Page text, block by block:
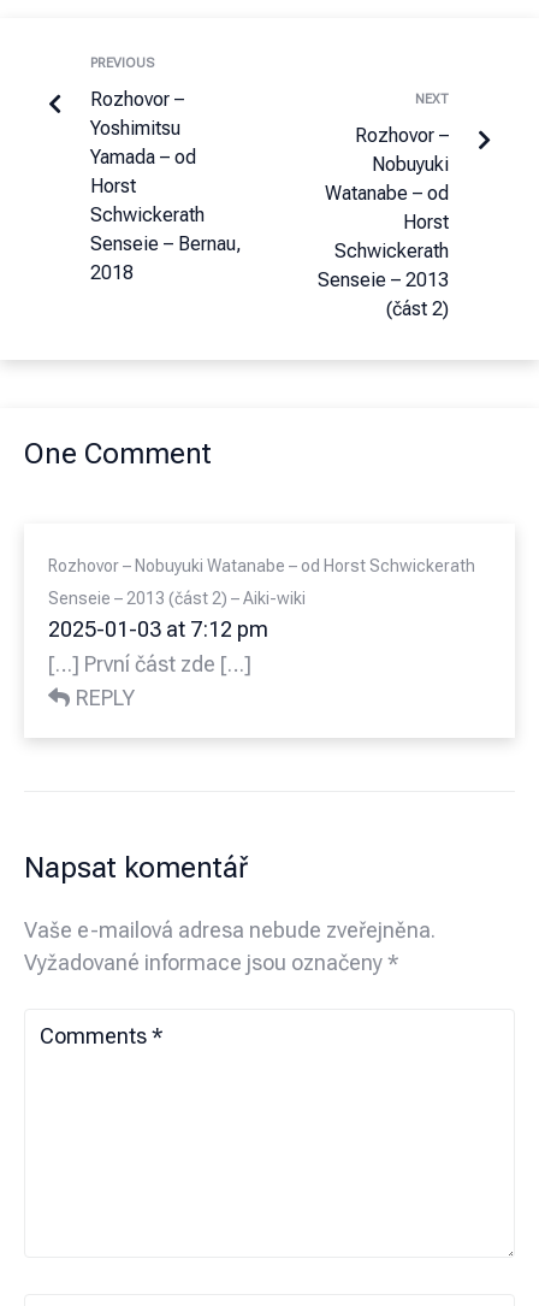
PREVIOUS
Rozhovor –
Yoshimitsu
Yamada – od
Horst
Schwickerath
Senseie – Bernau,
2018
NEXT
Rozhovor –
Nobuyuki
Watanabe – od
Horst
Schwickerath
Senseie – 2013
(část 2)
One Comment
Rozhovor – Nobuyuki Watanabe – od Horst Schwickerath
Senseie – 2013 (část 2) – Aiki-wiki
2025-01-03 at 7:12 pm
[…] První část zde […]
REPLY
Napsat komentář
Vaše e-mailová adresa nebude zveřejněna.
Vyžadované informace jsou označeny*